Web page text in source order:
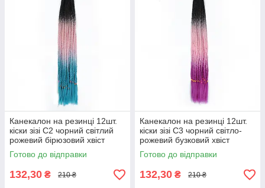
Канекалон на резинці 12шт.
кіски зізі C2 чорний світлий
рожевий бірюзовий хвіст
афрокоси омбре 60см 50гр у
зачіску ZiZi
Готово до відправки
132,30 ₴ 210 ₴
Канекалон на резинці 12шт.
кіски зізі C3 чорний світло-
рожевий бузковий хвіст
афрокоси омбре 60см 50гр у
зачіску ZiZi
Готово до відправки
132,30 ₴ 210 ₴